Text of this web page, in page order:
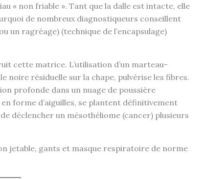
« non friable ». Tant que la dalle est intacte, elle
de nombreux diagnostiqueurs conseillent
ragréage) (technique de l’encapsulage)
cette matrice. L’utilisation d’un marteau-
noire résiduelle sur la chape, pulvérise les fibres.
profonde dans un nuage de poussière
forme d’aiguilles, se plantent définitivement
déclencher un mésothéliome (cancer) plusieurs